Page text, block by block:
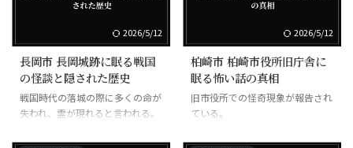
2026/5/12
長岡市 長岡城跡に眠る戦国
の怪談と隠された歴史
戦国時代の落城の際に多くの命が
失われ、霊が現れると言われる。
2026/5/12
柏崎市 柏崎市役所旧庁舎に
眠る怖い話の真相
旧市役所での怪奇現象が報告され
ている。